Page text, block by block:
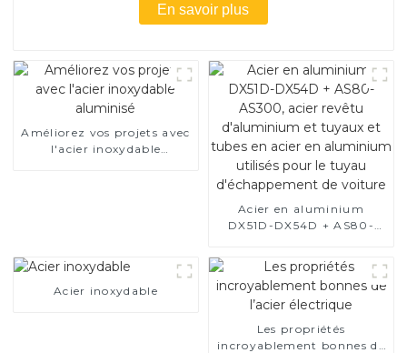
En savoir plus
Améliorez vos projets avec
l'acier inoxydable
Acier en aluminium
DX51D-DX54D + AS80-
d'aluminium et tuyaux et
tubes en acier en
aluminium utilisés pour le
tuyau d'échappement de
voiture
Acier inoxydable
Les propriétés
incroyablement bonnes de